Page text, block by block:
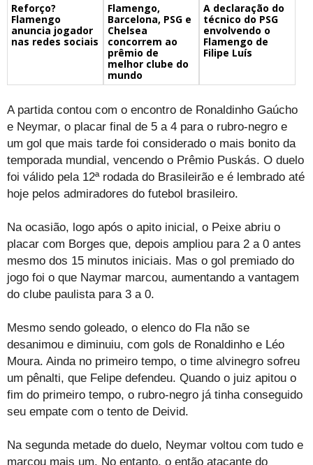
Reforço?
Flamengo
anuncia jogador
nas redes sociais
Flamengo,
Barcelona, PSG e
Chelsea
concorrem ao
prêmio de
melhor clube do
mundo
A declaração do
técnico do PSG
envolvendo o
Flamengo de
Filipe Luís
A partida contou com o encontro de Ronaldinho Gaúcho
e Neymar, o placar final de 5 a 4 para o rubro-negro e
um gol que mais tarde foi considerado o mais bonito da
temporada mundial, vencendo o Prêmio Puskás. O duelo
foi válido pela 12ª rodada do Brasileirão e é lembrado até
hoje pelos admiradores do futebol brasileiro.
Na ocasião, logo após o apito inicial, o Peixe abriu o
placar com Borges que, depois ampliou para 2 a 0 antes
mesmo dos 15 minutos iniciais. Mas o gol premiado do
jogo foi o que Naymar marcou, aumentando a vantagem
do clube paulista para 3 a 0.
Mesmo sendo goleado, o elenco do Fla não se
desanimou e diminuiu, com gols de Ronaldinho e Léo
Moura. Ainda no primeiro tempo, o time alvinegro sofreu
um pênalti, que Felipe defendeu. Quando o juiz apitou o
fim do primeiro tempo, o rubro-negro já tinha conseguido
seu empate com o tento de Deivid.
Na segunda metade do duelo, Neymar voltou com tudo e
marcou mais um. No entanto, o então atacante do